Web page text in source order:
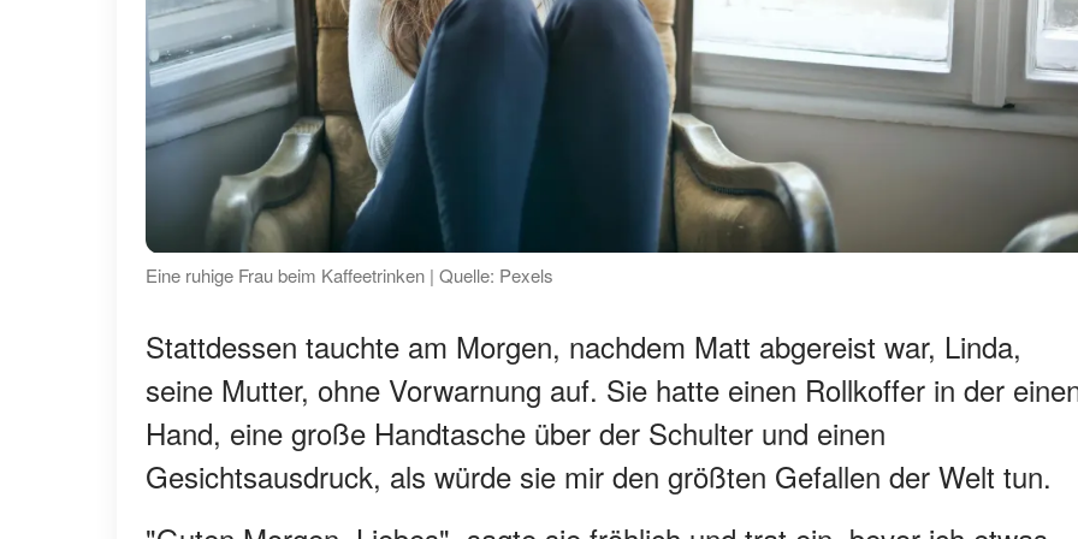
Eine ruhige Frau beim Kaffeetrinken | Quelle: Pexels
Stattdessen tauchte am Morgen, nachdem Matt abgereist war, Linda,
seine Mutter, ohne Vorwarnung auf. Sie hatte einen Rollkoffer in der
Hand, eine große Handtasche über der Schulter und einen
Gesichtsausdruck, als würde sie mir den größten Gefallen der Welt tun.